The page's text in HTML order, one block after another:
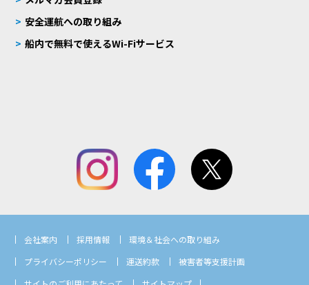
安全運航への取り組み
船内で無料で使えるWi-Fiサービス
会社案内 採用情報
環境＆社会への取り組み
プライバシーポリシー
運送約款
被害者等支援計画